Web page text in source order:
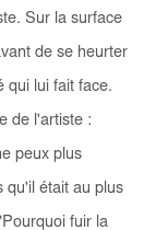
Sur la surface
de se heurter
qui lui fait face.
de l'artiste :
peux plus
qu'il était au plus
fuir la